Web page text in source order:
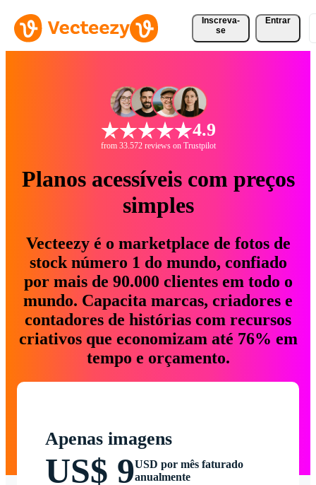
Inscreva-
se
Entrar
4.9
from 33.572 reviews on Trustpilot
Planos acessíveis com preços
simples
Vecteezy é o marketplace de fotos de
stock número 1 do mundo, confiado
por mais de 90.000 clientes em todo o
mundo. Capacita marcas, criadores e
contadores de histórias com recursos
criativos que economizam até 76% em
tempo e orçamento.
Apenas imagens
US$ 9USD por mês faturado
anualmente